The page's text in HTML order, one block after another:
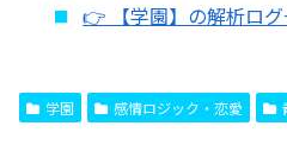
👉 【学園】の解析ログ
学園 感情ロジック・恋愛